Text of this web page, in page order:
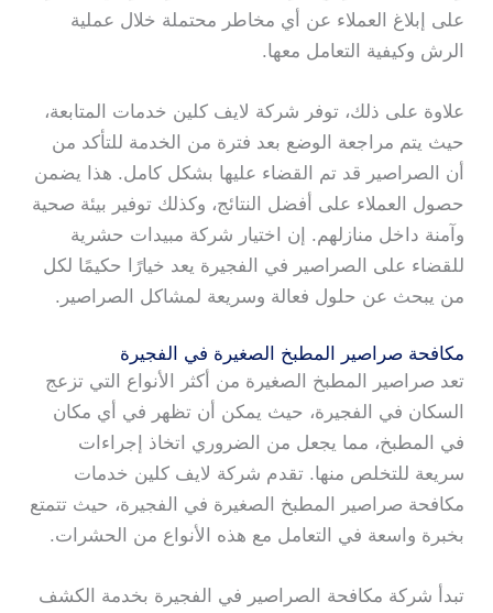
على إبلاغ العملاء عن أي مخاطر محتملة خلال عملية
الرش وكيفية التعامل معها.
علاوة على ذلك، توفر شركة لايف كلين خدمات المتابعة،
حيث يتم مراجعة الوضع بعد فترة من الخدمة للتأكد من
أن الصراصير قد تم القضاء عليها بشكل كامل. هذا يضمن
حصول العملاء على أفضل النتائج، وكذلك توفير بيئة صحية
وآمنة داخل منازلهم. إن اختيار شركة مبيدات حشرية
للقضاء على الصراصير في الفجيرة يعد خيارًا حكيمًا لكل
من يبحث عن حلول فعالة وسريعة لمشاكل الصراصير.
مكافحة صراصير المطبخ الصغيرة في الفجيرة
تعد صراصير المطبخ الصغيرة من أكثر الأنواع التي تزعج
السكان في الفجيرة، حيث يمكن أن تظهر في أي مكان
في المطبخ، مما يجعل من الضروري اتخاذ إجراءات
سريعة للتخلص منها. تقدم شركة لايف كلين خدمات
مكافحة صراصير المطبخ الصغيرة في الفجيرة، حيث تتمتع
بخبرة واسعة في التعامل مع هذه الأنواع من الحشرات.
تبدأ شركة مكافحة الصراصير في الفجيرة بخدمة الكشف